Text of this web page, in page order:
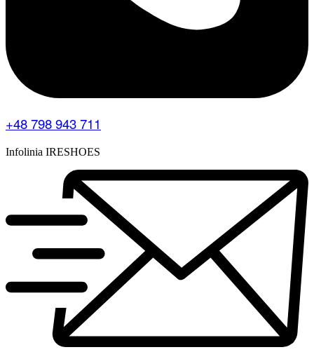
+48 798 943 711
Infolinia IRESHOES